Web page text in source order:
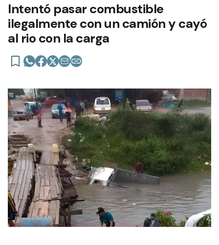
Intentó pasar combustible
ilegalmente con un camión y cayó
al rio con la carga